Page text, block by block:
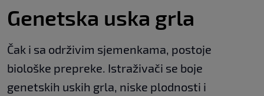
Genetska uska grla
Čak i sa održivim sjemenkama, postoje
biološke prepreke. Istraživači se boje
genetskih uskih grla, niske plodnosti i